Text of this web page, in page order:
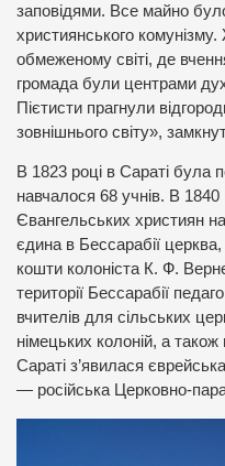
заповідями. Все майно
християнського комунізму.
обмеженому світі, де
громада були центрами
Пієтисти прагнули
зовнішнього світу»,
В 1823 році в Сараті була
навчалося 68 учнів. В
Євангельських християн
єдина в Бессарабії
кошти колоніста К. Ф.
території Бессарабії
вчителів для сільських
німецьких колоній, а також
Сараті з’явилася
— російська Церковно-